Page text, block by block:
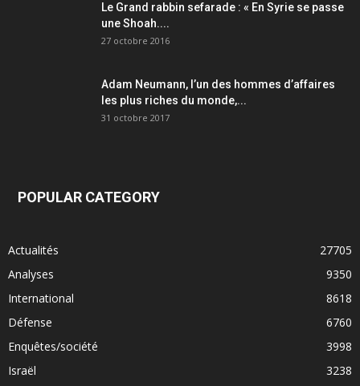
Le Grand rabbin sefarade : « En Syrie se passe
une Shoah....
27 octobre 2016
Adam Neumann, l’un des hommes d’affaires
les plus riches du monde,...
31 octobre 2017
POPULAR CATEGORY
Actualités
27705
Analyses
9350
International
8618
Défense
6760
Enquêtes/société
3998
Israël
3238